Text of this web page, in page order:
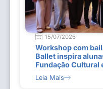
15/07/2026
Workshop com
Ballet inspira
Fundação Cultural
Leia Mais